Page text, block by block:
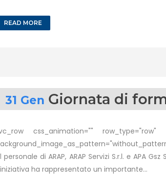
READ MORE
31 Gen Giornata di
css_animation="" row_type="row"
personale di ARAP, ARAP Servizi S.r.l. e APA
ha rappresentato un importante...